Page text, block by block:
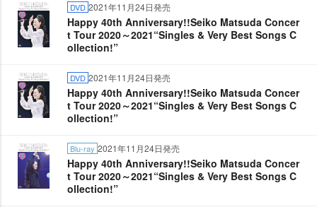
DVD 2021年11月24日発売
Happy 40th Anniversary!!Seiko Matsuda Concer
t Tour 2020～2021“Singles & Very Best Songs C
ollection!”
DVD 2021年11月24日発売
Happy 40th Anniversary!!Seiko Matsuda Concer
t Tour 2020～2021“Singles & Very Best Songs C
ollection!”
Blu-ray 2021年11月24日発売
Happy 40th Anniversary!!Seiko Matsuda Concer
t Tour 2020～2021“Singles & Very Best Songs C
ollection!”